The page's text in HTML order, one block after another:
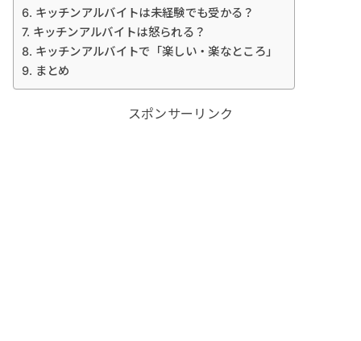
キッチンアルバイトは未経験でも受かる？
キッチンアルバイトは怒られる？
キッチンアルバイトで「楽しい・楽なところ」
まとめ
スポンサーリンク